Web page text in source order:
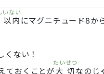
以内
いない
にマグニチュード8か
くない！
ておくことが大切
たいせつ
なのじ